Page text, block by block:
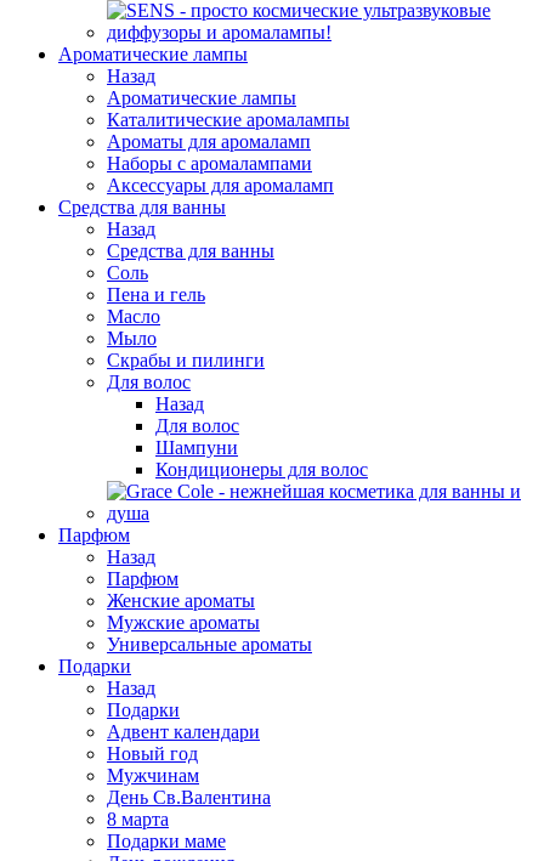
Ароматические лампы
Назад
Ароматические лампы
Каталитические аромалампы
Ароматы для аромаламп
Наборы с аромалампами
Аксессуары для аромаламп
Средства для ванны
Назад
Средства для ванны
Соль
Пена и гель
Масло
Мыло
Скрабы и пилинги
Для волос
Назад
Для волос
Шампуни
Кондиционеры для волос
Парфюм
Назад
Парфюм
Женские ароматы
Мужские ароматы
Универсальные ароматы
Подарки
Назад
Подарки
Адвент календари
Новый год
Мужчинам
День Св.Валентина
8 марта
Подарки маме